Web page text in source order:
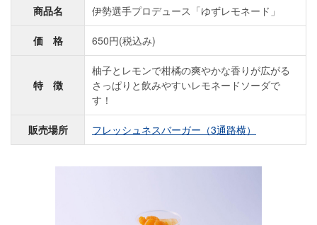
商品名 伊勢選手プロデュース「ゆずレモネード」
価 格 650円(税込み)
特 徴
柚子とレモンで柑橘の爽やかな香りが広がる
さっぱりと飲みやすいレモネードソーダで
す！
販売場所 フレッシュネスバーガー（3通路横）